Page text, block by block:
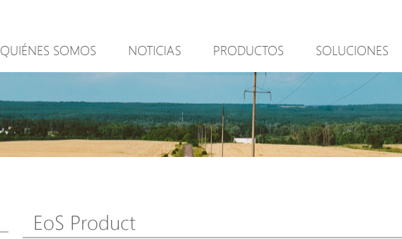
QUIÉNES SOMOS NOTICIAS PRODUCTOS
New Product
PoE Switch
EPoX Series
PoE Extender
SOLUCIONES
Video vigilancia
Control de acceso
90W bt PoE
EoS Product